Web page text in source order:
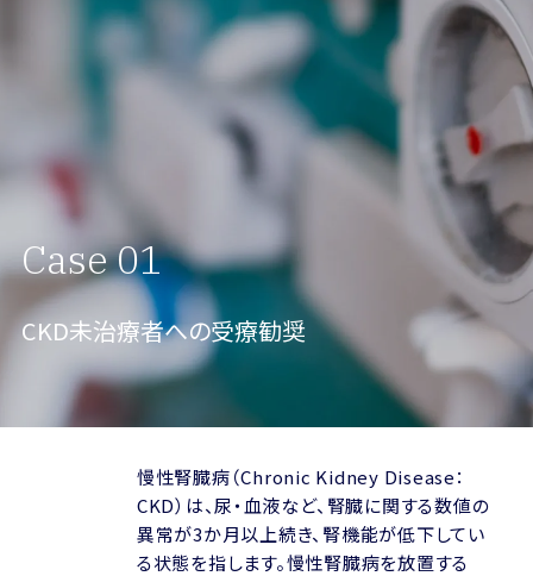
Case 01
CKD未治療者への受療勧奨
慢性腎臓病（Chronic Kidney Disease：
CKD）は、尿・血液など、腎臓に関する数値の
異常が3か月以上続き、腎機能が低下してい
る状態を指します。慢性腎臓病を放置する